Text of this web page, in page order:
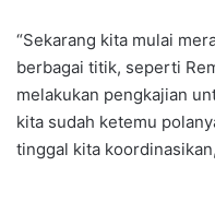
“Sekarang kita mulai
berbagai titik, seperti
melakukan pengkajian
kita sudah ketemu
tinggal kita